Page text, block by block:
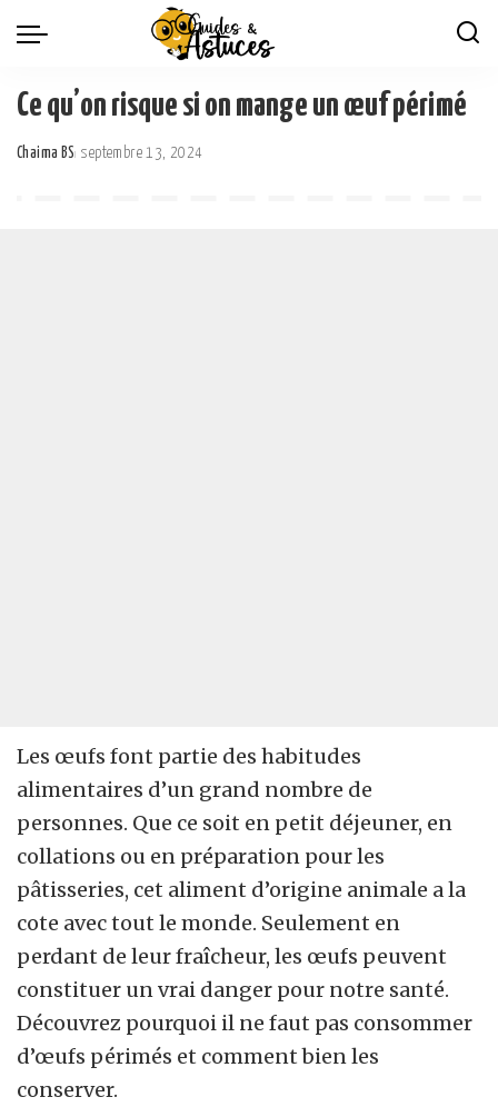
Ce qu’on risque si on mange un œuf périmé
Chaima BS septembre 13, 2024
Les œufs font partie des habitudes
alimentaires d’un grand nombre de
personnes. Que ce soit en petit déjeuner, en
collations ou en préparation pour les
pâtisseries, cet aliment d’origine animale a la
cote avec tout le monde. Seulement en
perdant de leur fraîcheur, les œufs peuvent
constituer un vrai danger pour notre santé.
Découvrez pourquoi il ne faut pas consommer
d’œufs périmés et comment bien les
conserver.